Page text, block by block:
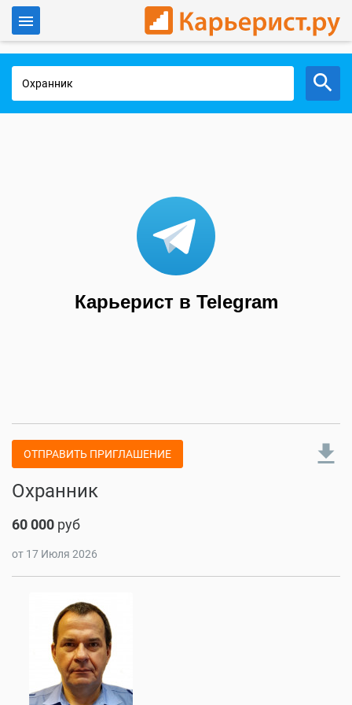
Работа в Москве
Карьерист в Telegram
ОТПРАВИТЬ ПРИГЛАШЕНИЕ file_download
Охранник
60 000 руб
от 17 Июля 2026